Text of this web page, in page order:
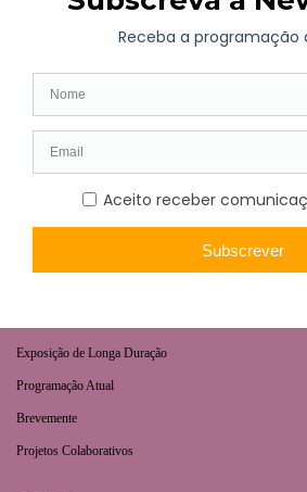
Exposição de Longa Duração
Programação Atual
Brevemente
Projetos Colaborativos